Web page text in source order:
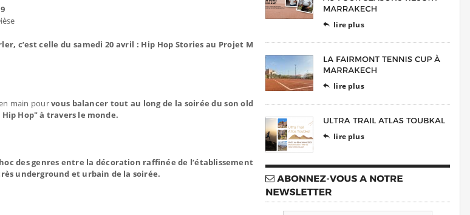
c’est celle du samedi 20 avril : Hip Hop Stories au Projet M
en main pourvous balancer tout au long de la soirée du son old
Hop" à travers le monde.
des genres entre la décoration raffinée de l’établissement
underground et urbain de la soirée.
 lire plus
 lire plus
 lire plus